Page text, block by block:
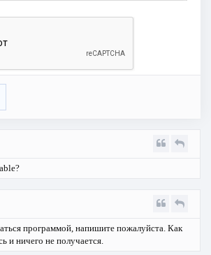
программой, напишите пожалуйста. Как
и ничего не получается.